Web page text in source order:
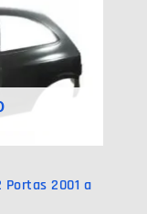
2001 a